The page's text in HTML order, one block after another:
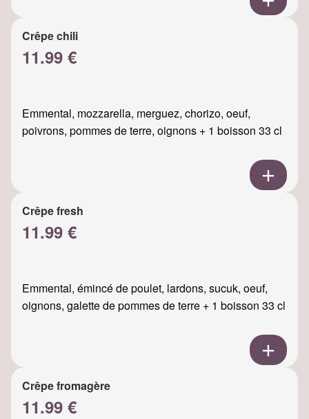
Crêpe chili
11.99 €
Emmental, mozzarella, merguez, chorizo, oeuf,
poivrons, pommes de terre, oignons + 1 boisson 33 cl
Crêpe fresh
11.99 €
Emmental, émincé de poulet, lardons, sucuk, oeuf,
oignons, galette de pommes de terre + 1 boisson 33 cl
Crêpe fromagère
11.99 €